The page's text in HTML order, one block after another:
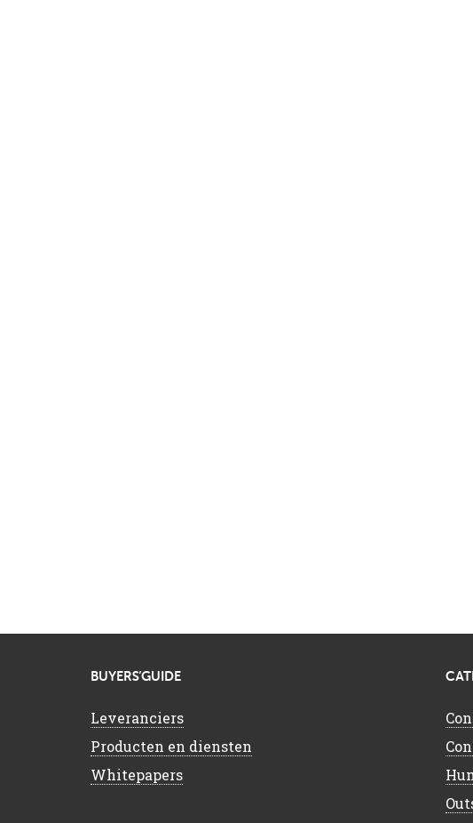
BUYERS’GUIDE
Leveranciers
Producten en diensten
Whitepapers